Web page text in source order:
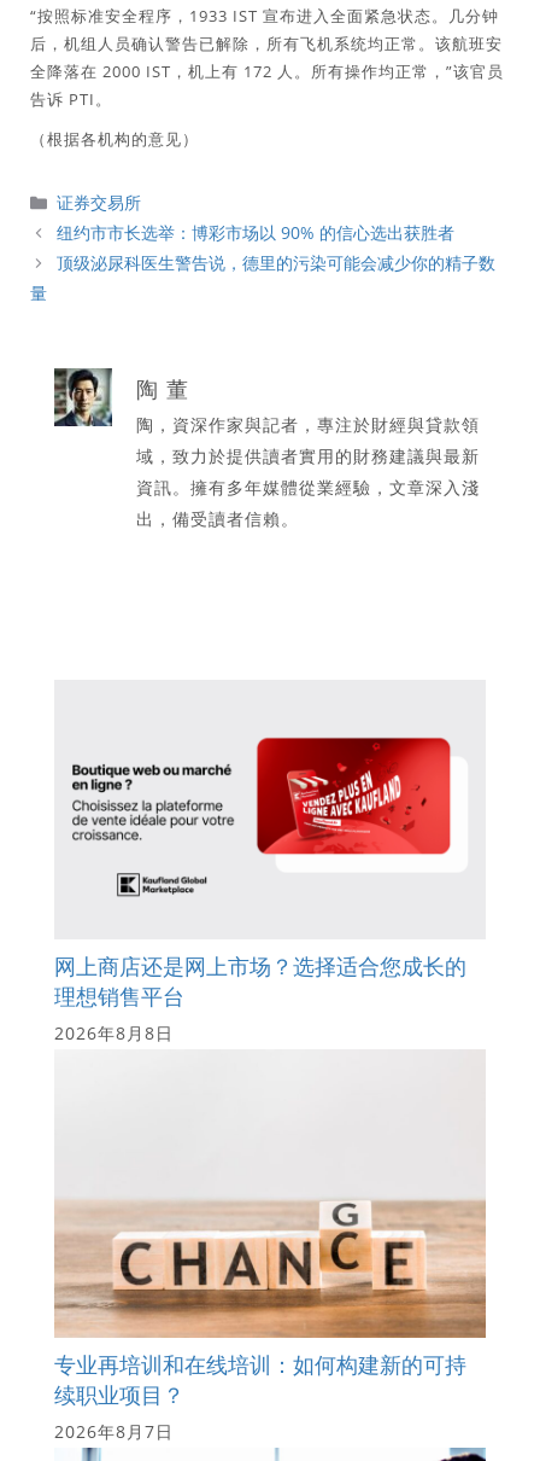
“按照标准安全程序，1933 IST 宣布进入全面紧急状态。几分钟
后，机组人员确认警告已解除，所有飞机系统均正常。该航班安
全降落在 2000 IST，机上有 172 人。所有操作均正常，”该官员
告诉 PTI。
（根据各机构的意见）
分
類
证券交易所
纽约市市长选举：博彩市场以 90% 的信心选出获胜者
顶级泌尿科医生警告说，德里的污染可能会减少你的精子数
量
陶 董
陶，資深作家與記者，專注於財經與貸款領
域，致力於提供讀者實用的財務建議與最新
資訊。擁有多年媒體從業經驗，文章深入淺
出，備受讀者信賴。
网上商店还是网上市场？选择适合您成长的
理想销售平台
2026年8月8日
专业再培训和在线培训：如何构建新的可持
续职业项目？
2026年8月7日